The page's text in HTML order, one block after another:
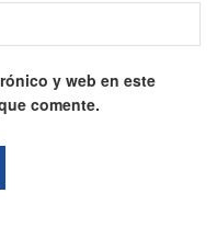
y web en este
comente.